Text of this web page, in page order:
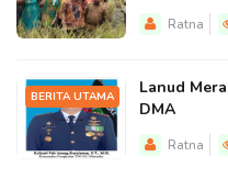
Ratna
BERITA UTAMA
Lanud
DMA
Ratna